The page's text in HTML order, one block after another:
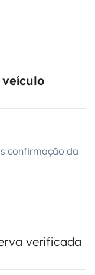
confirmação da
verificada